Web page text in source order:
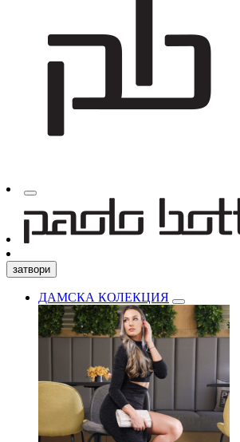
затвори
ДАМСКА КОЛЕКЦИЯ